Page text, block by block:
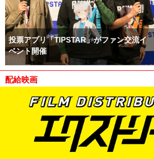
投票アプリ「TIPSTAR」がファン交流イ
ベント開催
配給映画